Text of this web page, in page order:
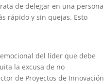
de delegar en una persona
rápido y sin quejas. Esto
del líder que debe
la excusa de no
de Proyectos de Innovación